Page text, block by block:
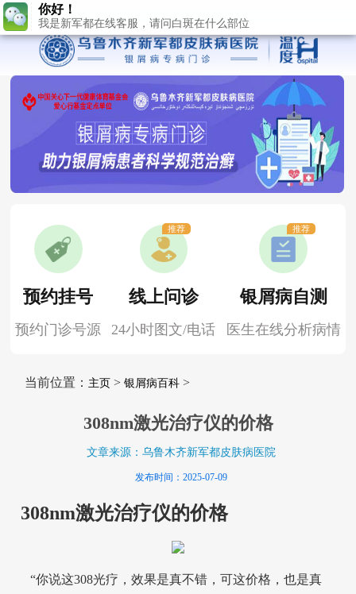
预约挂号
预约门诊号源
线上问诊
24小时图文/电话
推荐
银屑病自测
医生在线分析病情
推荐
当前位置： 主页> 银屑病百科>
308nm激光治疗仪的价格
文章来源：乌鲁木齐新军都皮肤病医院
发布时间：2025-07-09
308nm激光治疗仪的价格
“你说这308光疗，效果是真不错，可这价格，也是真